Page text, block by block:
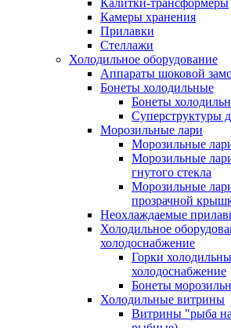
Калитки-трансформеры
Камеры хранения
Прилавки
Стеллажи
Холодильное оборудование
Аппараты шоковой
Бонеты холодильные
Бонеты
Суперструктуры
Морозильные лари
Морозильные
Морозильные
гнутого стекла
Морозильные
прозрачной
Неохлаждаемые
Холодильное
холодоснабжение
Горки
холодоснабжение
Бонеты
Холодильные витрины
Витрины "рыба